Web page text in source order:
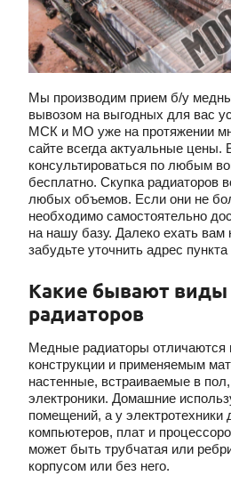
Мы производим прием б/у
вывозом на выгодных для вас
МСК и МО уже на протяжении
сайте всегда актуальные цены.
консультироваться по любым
бесплатно. Скупка радиаторов
любых объемов. Если они не
необходимо самостоятельно
на нашу базу. Далеко ехать вам
забудьте уточнить адрес
Какие бывают
радиаторов
Медные радиаторы отличаются
конструкции и применяемым
настенные, встраиваемые в
электроники. Домашние
помещений, а у электротехники
компьютеров, плат и
может быть трубчатая или
корпусом или без него.